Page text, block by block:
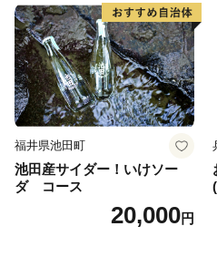
福井県池田町
池田産サイダー！いけソー
ダ コース
20,000円